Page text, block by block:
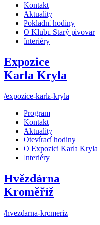
Kontakt
Aktuality
Pokladní hodiny
O Klubu Starý pivovar
Interiéry
Expozice
Karla Kryla
/expozice-karla-kryla
Program
Kontakt
Aktuality
Otevírací hodiny
O Expozici Karla Kryla
Interiéry
Hvězdárna
Kroměříž
/hvezdarna-kromeriz